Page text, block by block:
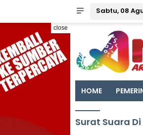
Sabtu, 08
close
HOME
Surat Suara